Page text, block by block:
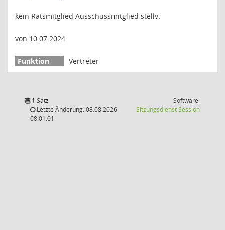
kein Ratsmitglied Ausschussmitglied stellv.
von 10.07.2024
Vertreter
1 Satz
Letzte Änderung: 08.08.2026
08:01:01
Software:
SitzungsdienstSession(Wird in